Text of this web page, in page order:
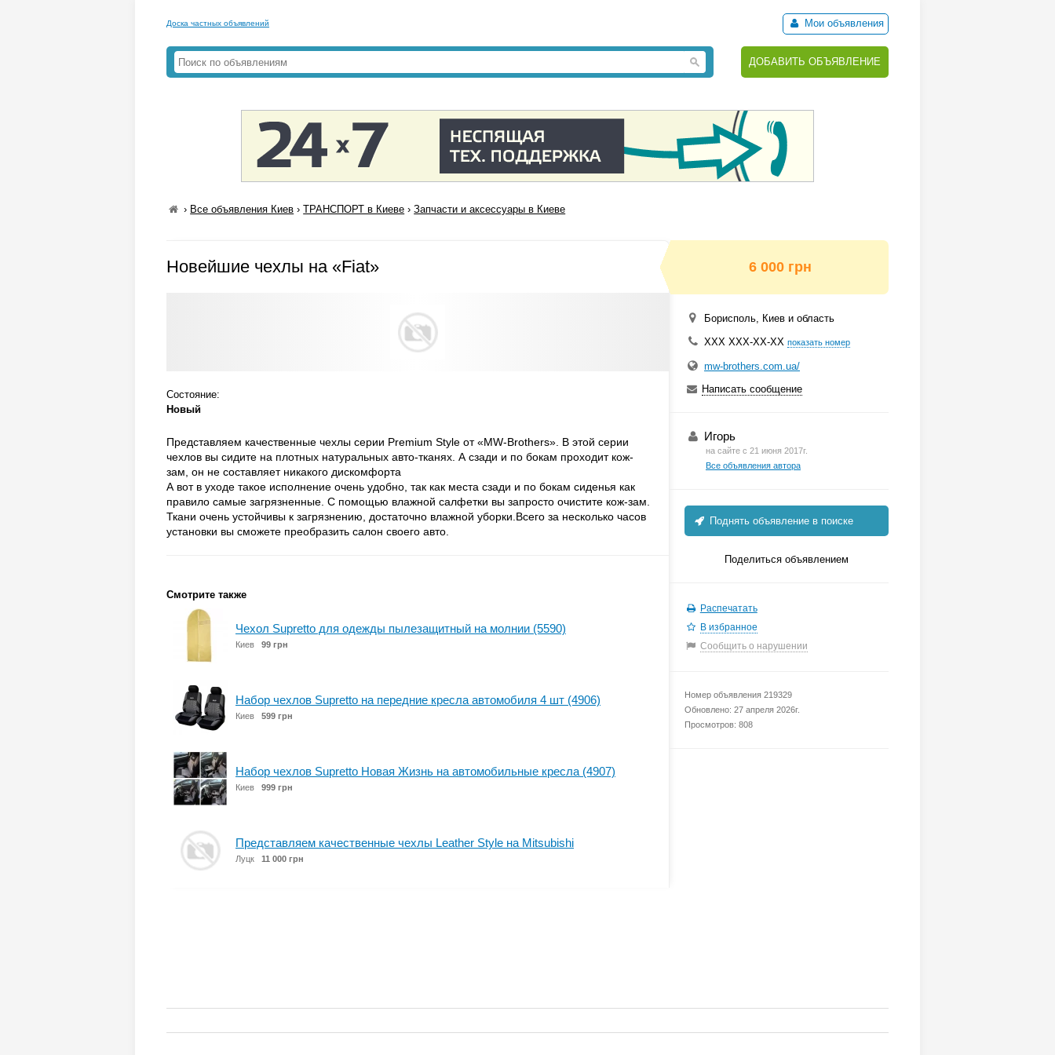
Доска частных объявлений Мои объявления
ДОБАВИТЬ ОБЪЯВЛЕНИЕ
› Все объявления Киев ›ТРАНСПОРТ в Киеве ›Запчасти и аксессуары в Киеве
Новейшие чехлы на «Fiat»
Состояние:
Новый
Представляем качественные чехлы серии Premium Style от «MW-Brothers». В этой серии
чехлов вы сидите на плотных натуральных авто-тканях. А сзади и по бокам проходит кож-
зам, он не составляет никакого дискомфорта
А вот в уходе такое исполнение очень удобно, так как места сзади и по бокам сиденья как
правило самые загрязненные. C помощью влажной салфетки вы запросто очистите кож-зам.
Ткани очень устойчивы к загрязнению, достаточно влажной уборки.Всего за несколько часов
установки вы сможете преобразить салон своего авто.
Смотрите также
Чехол Supretto для одежды пылезащитный на молнии (5590)
Киев 99 грн
Набор чехлов Supretto на передние кресла автомобиля 4 шт (4906)
Киев 599 грн
Набор чехлов Supretto Новая Жизнь на автомобильные кресла (4907)
Киев 999 грн
Представляем качественные чехлы Leather Style на Mitsubishi
Луцк 11 000 грн
6 000 грн
Борисполь, Киев и область
ХХХ ХХХ-ХХ-ХХ показать номер
mw-brothers.com.ua/
Написать сообщение
Игорь
на сайте с 21 июня 2017г.
Все объявления автора
Поднять объявление в поиске
Поделиться объявлением
Распечатать
В избранное
Сообщить о нарушении
Номер объявления 219329
Обновлено: 27 апреля 2026г.
Просмотров: 808